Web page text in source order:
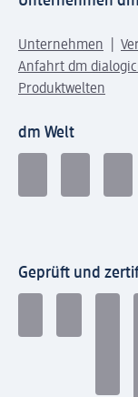
Unternehmen
Anfahrt dm
Produktwelten
dm Welt
Geprüft und